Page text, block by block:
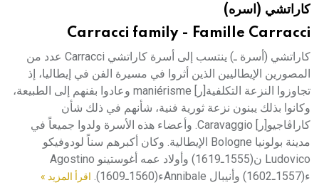
هيئة الموسوعة العربية تطلق موسوعات جديدة في عام 2026كاراتشي (اسره)
Carracci family - Famille Carracci
كاراتشي (أسرة ـ) ينتسب إلى أسرة كاراتشي Carracci عدد من
المصورين الإيطاليين الذين أثروا في مسيرة الفن في إيطاليا، إذ
تجاوزوا النزعة التكلفية[ر] maniérisme وعادوا بفنهم إلى الطبيعة،
وكانوا بذلك يبنون نزعة ثورية فنية، شأنهم في ذلك شأن
كاراڤاجيو[ر] Caravaggio. وأعضاء هذه الأسرة ولدوا جميعاً في
مدينة بولونيا Bologne الإيطالية. وكان أكبرهم سناً لودوفيكو
Ludovico ن(1555ـ1619) وأولاد عمه أغوستينو Agostino
ء(1557ـ1602) وأنيبال Annibaleء(1560ـ1609).
اقرأ المزيد »